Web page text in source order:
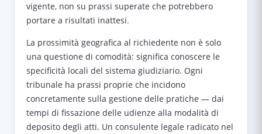
vigente, non su prassi superate che potrebbero
portare a risultati inattesi.
La prossimità geografica al richiedente non è solo
una questione di comodità: significa conoscere le
specificità locali del sistema giudiziario. Ogni
tribunale ha prassi proprie che incidono
concretamente sulla gestione delle pratiche — dai
tempi di fissazione delle udienze alla modalità di
deposito degli atti. Un consulente legale radicato nel